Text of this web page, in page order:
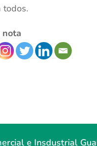
todos.
nota
e Insdustrial